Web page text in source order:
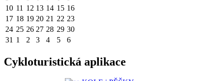
10 11 12 13 14 15 16
17 18 19 20 21 22 23
24 25 26 27 28 29 30
31 1 2 3 4 5 6
Cykloturistická aplikace